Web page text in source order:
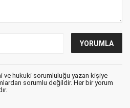
ve hukuki sorumluluğu yazan kişiye
sorumlu değildir. Her bir yorum